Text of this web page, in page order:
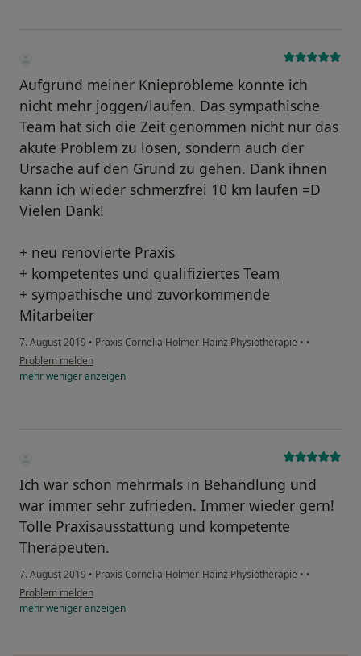
Aufgrund meiner Knieprobleme konnte ich
nicht mehr joggen/laufen. Das sympathische
Team hat sich die Zeit genommen nicht nur das
akute Problem zu lösen, sondern auch der
Ursache auf den Grund zu gehen. Dank ihnen
kann ich wieder schmerzfrei 10 km laufen =D
Vielen Dank!
+ neu renovierte Praxis
+ kompetentes und qualifiziertes Team
+ sympathische und zuvorkommende
Mitarbeiter
7. August 2019 • Praxis Cornelia Holmer-Hainz Physiotherapie • •
Problem melden
mehrwenigeranzeigen
Ich war schon mehrmals in Behandlung und
war immer sehr zufrieden. Immer wieder gern!
Tolle Praxisausstattung und kompetente
Therapeuten.
7. August 2019 • Praxis Cornelia Holmer-Hainz Physiotherapie • •
Problem melden
mehrwenigeranzeigen